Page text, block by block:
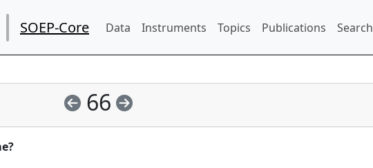
SOEP-Core Data Instruments Topics Publications
66